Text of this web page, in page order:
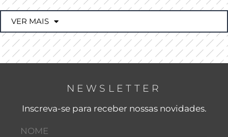
VER MAIS
NEWSLETTER
Inscreva-se para receber nossas novidades.
NOME